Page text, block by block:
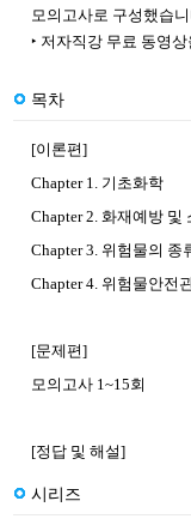
모의고사로 구성했습
‣ 저자직강 무료 동영
목차
[이론편]
Chapter 1. 기초화학
Chapter 2. 화재예방 및
Chapter 3. 위험물의 종
Chapter 4. 위험물안전
[문제편]
모의고사 1~15회
[정답 및 해설]
시리즈